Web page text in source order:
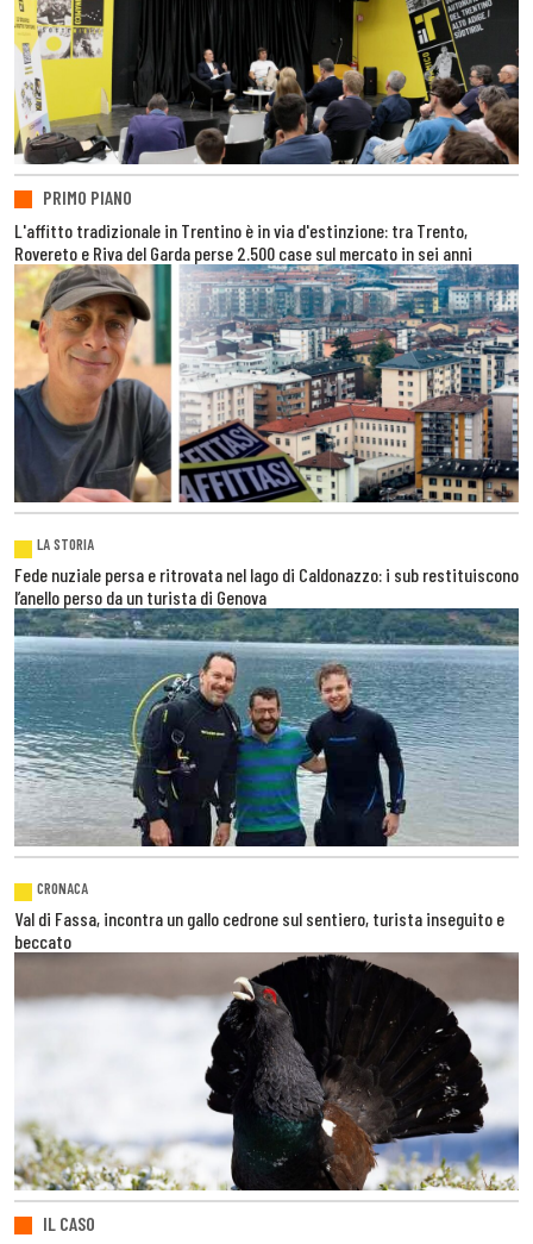
PRIMO PIANO
L'affitto tradizionale in Trentino è in via d'estinzione: tra Trento,
Rovereto e Riva del Garda perse 2.500 case sul mercato in sei anni
LA STORIA
Fede nuziale persa e ritrovata nel lago di Caldonazzo: i sub restituiscono
l’anello perso da un turista di Genova
CRONACA
Val di Fassa, incontra un gallo cedrone sul sentiero, turista inseguito e
beccato
IL CASO